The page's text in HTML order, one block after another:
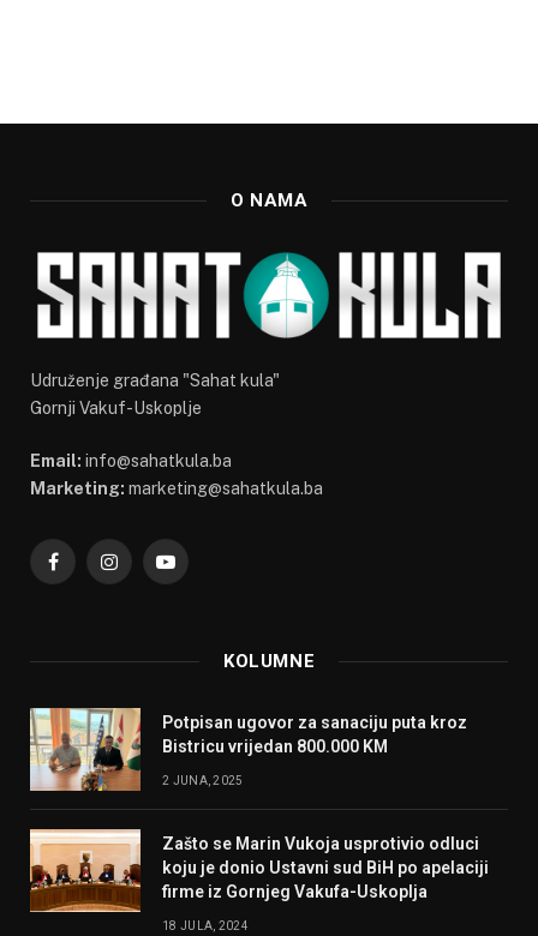
O NAMA
Udruženje građana "Sahat kula"
Gornji Vakuf-Uskoplje
Email: info@sahatkula.ba
Marketing: marketing@sahatkula.ba
FacebookInstagramYouTube
KOLUMNE
Potpisan ugovor za sanaciju puta kroz
Bistricu vrijedan 800.000 KM
2 JUNA, 2025
Zašto se Marin Vukoja usprotivio odluci
koju je donio Ustavni sud BiH po apelaciji
firme iz Gornjeg Vakufa-Uskoplja
18 JULA, 2024